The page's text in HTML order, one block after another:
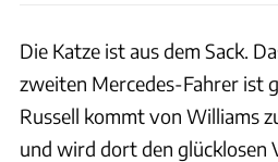
Die Katze ist aus dem Sack.
zweiten Mercedes-Fahrer ist
Russell kommt von Williams
und wird dort den glücklosen